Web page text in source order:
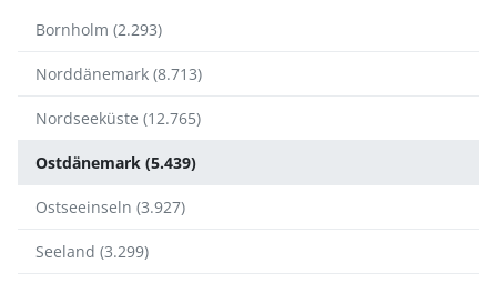
Bornholm (2.293)
Norddänemark (8.713)
Nordseeküste (12.765)
Ostdänemark (5.439)
Ostseeinseln (3.927)
Seeland (3.299)